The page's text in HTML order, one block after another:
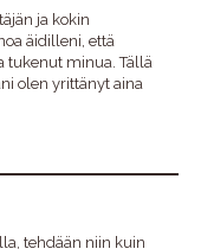
ja kokin
äidilleni, että
tukenut minua. Tällä
olen yrittänyt aina
tehdään niin kuin